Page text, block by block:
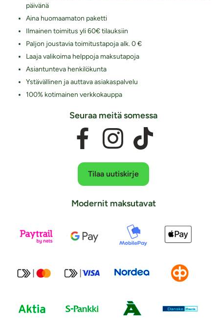
päivänä
Aina huomaamaton paketti
Ilmainen toimitus yli 60€ tilauksiin
Paljon joustavia toimitustapoja alk. 0 €
Laaja valikoima helppoja maksutapoja
Asiantunteva henkilökunta
Ystävällinen ja auttava asiakaspalvelu
100% kotimainen verkkokauppa
Seuraa meitä somessa
Tilaa uutiskirje
Modernit maksutavat